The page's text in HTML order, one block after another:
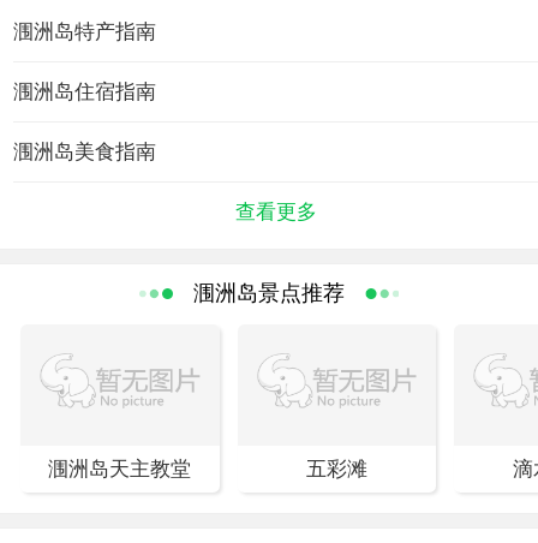
称。
的大海中。踏上这座火山岛，撞入眼帘的是奇特的海蚀海积地貌与
叮咚，红色火山岩好象刚刚喷发过……位于盛堂村的法国天主教
石，历经百年岁月，依然坚固如初。四百多年前，明代著名戏剧家
石堆成的小路通往其上，在涨潮时，这条路会被海水淹没。这座耸
翠的小岛酷肖一头匍匐着的肥猪，小小的双眼、短短的耳朵、高高
天主教堂
涠洲岛特产指南
涠洲岛住宿指南
涠洲岛美食指南
查看更多
涠洲岛景点推荐
涠洲岛天主教堂 五彩滩 滴